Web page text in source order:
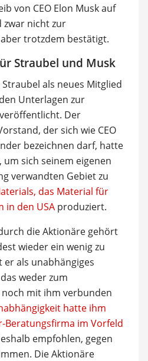
von CEO Elon Musk auf
zwar nicht zur
trotzdem bestätigt.
Straubel und Musk
als neues Mitglied
Unterlagen zur
Der
der sich wie CEO
bezeichnen darf, hatte
um sich seinem eigenen
verwandten Gebiet zu
das Material für
in den USAproduziert.
die Aktionäre gehört
wieder ein wenig zu
er als unabhängiges
weder zum
mit ihm verbunden
hatte ihm
Beratungsfirma im Vorfeld
empfohlen, gegen
Die Aktionäre